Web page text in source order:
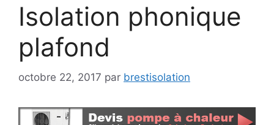
Isolation phonique
plafond
octobre 22, 2017 par brestisolation